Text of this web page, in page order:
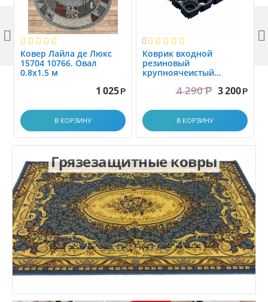
Ковер Лайла де Люкс
15704 10766. Овал
0.8x1.5 м
1 025 Р
В КОРЗИНУ

Коврик вxодной
резиновый
крупноячеистый
1.0x1.5 м4 290 Р 3 200 Р
В КОРЗИНУ
 
Грязезащитные ковры